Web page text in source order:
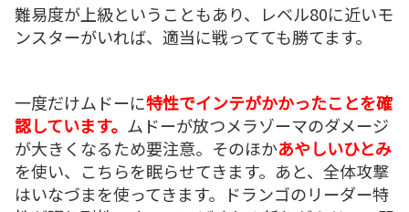
難易度が上級ということもあり、レベル80に近いモ
ンスターがいれば、適当に戦ってても勝てます。
一度だけムドーに特性でインテがかかったことを確
認しています。 ムドーが放つメラゾーマのダメージ
が大きくなるため要注意。そのほかあやしいひとみ
を使い、こちらを眠らせてきます。あと、全体攻撃
はいなづまを使ってきます。ドランゴのリーダー特